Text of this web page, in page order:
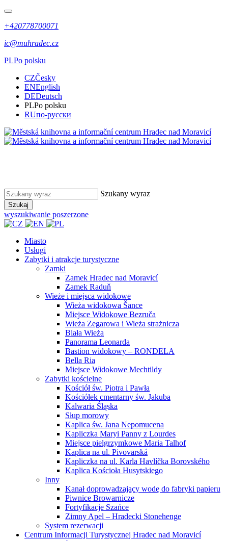
+420778700071
ic@muhradec.cz
PLPo polsku
CZČesky
ENEnglish
DEDeutsch
PLPo polsku
RUпо-русски
Szukany wyraz
Szukaj
wyszukiwanie poszerzone
Miasto
Usługi
Zabytki i atrakcje turystyczne
Zamki
Zamek Hradec nad Moravicí
Zamek Raduň
Wieże i miejsca widokowe
Wieża widokowa Šance
Miejsce Widokowe Bezruča
Wieża Zegarowa i Wieża strażnicza
Biała Wieża
Panorama Leonarda
Bastion widokowy – RONDELA
Bella Ria
Miejsce Widokowe Mechtildy
Zabytki kościelne
Kościół św. Piotra i Pawła
Kościółek cmentarny św. Jakuba
Kalwaria Śląska
Słup morowy
Kaplica św. Jana Nepomucena
Kapliczka Maryi Panny z Lourdes
Miejsce pielgrzymkowe Maria Talhof
Kaplica na ul. Pivovarská
Kapliczka na ul. Karla Havlíčka Borovského
Kaplica Kościoła Husytskiego
Inny
Kanał doprowadzający wodę do fabryki papieru
Piwnice Browarnicze
Fortyfikacje Szańce
Zimny Apel – Hradecki Stonehenge
System rezerwacji
Centrum Informacji Turystycznej Hradec nad Moravicí